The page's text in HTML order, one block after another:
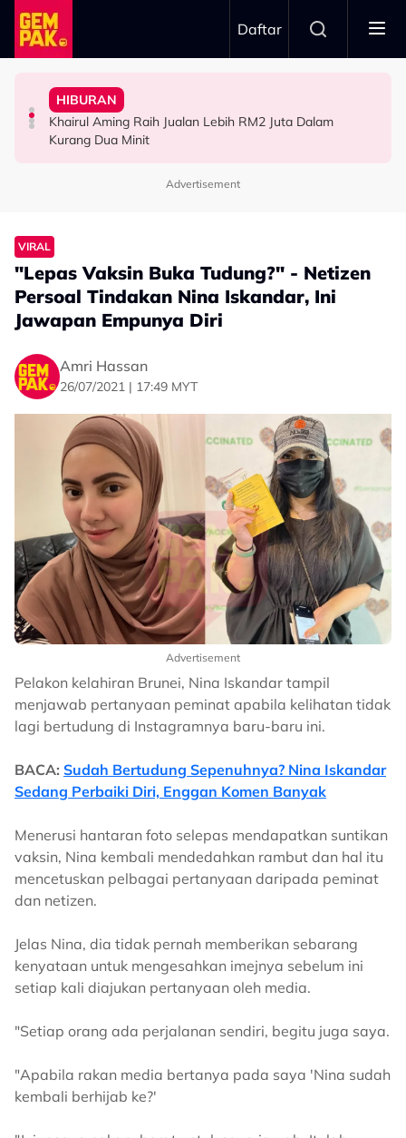
Skip to main content
Daftar
HIBURAN
Imran Aqil Kongsi Detik Sukar Isteri Ketika Berpantang -
“Waktu Itu Aku Tiada, Pergi Nepal Naik Gunung 10
HIBURAN
Khairul Aming Raih Jualan Lebih RM2 Juta Dalam
Kurang Dua Minit
HIBURAN
“Ada Yang Datang Menyapa, Teresak-Esak Menangis…”
- Noraniza Idris
SELEBRITI
“Biarlah Mereka Yang Pilih” - Jinggo Nasihat Ibu Bapa
Jangan Terlalu Campuri Urusan Rumah Tangga Anak
Advertisement
VIRAL
"Lepas Vaksin Buka Tudung?" - Netizen
Persoal Tindakan Nina Iskandar, Ini
Jawapan Empunya Diri
Amri Hassan
26/07/2021 | 17:49 MYT
Advertisement
Pelakon kelahiran Brunei, Nina Iskandar tampil
menjawab pertanyaan peminat apabila kelihatan tidak
lagi bertudung di Instagramnya baru-baru ini.
BACA: Sudah Bertudung Sepenuhnya? Nina Iskandar
Sedang Perbaiki Diri, Enggan Komen Banyak
Menerusi hantaran foto selepas mendapatkan suntikan
vaksin, Nina kembali mendedahkan rambut dan hal itu
mencetuskan pelbagai pertanyaan daripada peminat
dan netizen.
Jelas Nina, dia tidak pernah memberikan sebarang
kenyataan untuk mengesahkan imejnya sebelum ini
setiap kali diajukan pertanyaan oleh media.
"Setiap orang ada perjalanan sendiri, begitu juga saya.
"Apabila rakan media bertanya pada saya 'Nina sudah
kembali berhijab ke?'